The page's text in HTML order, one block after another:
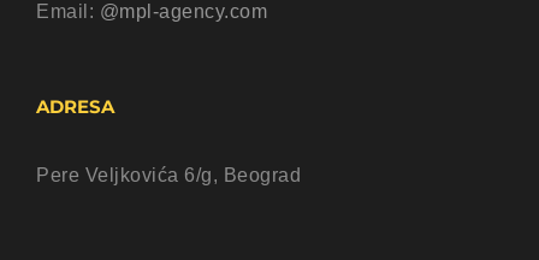
Email: @mpl-agency.com
ADRESA
Pere Veljkovića 6/g, Beograd